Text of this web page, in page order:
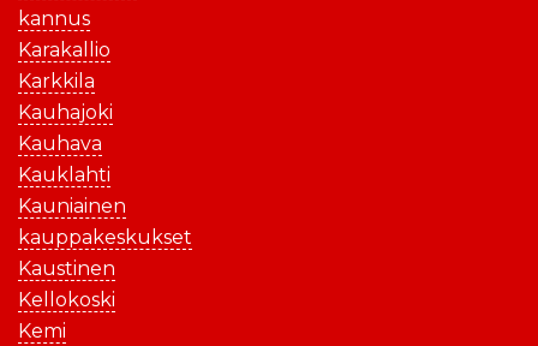
kannus
Karakallio
Karkkila
Kauhajoki
Kauhava
Kauklahti
Kauniainen
kauppakeskukset
Kaustinen
Kellokoski
Kemi